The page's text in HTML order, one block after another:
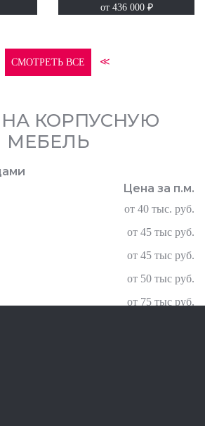
от 436 000 ₽
СМОТРЕТЬ ВСЕ ≪
КОРПУСНУЮ
МЕБЕЛЬ
Цена за п.м.
от 40 тыс. руб.
от 45 тыс руб.
от 45 тыс руб.
от 50 тыс руб.
от 75 тыс руб.